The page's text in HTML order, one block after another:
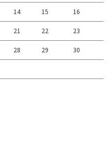
14 15 16
21 22 23
28 29 30